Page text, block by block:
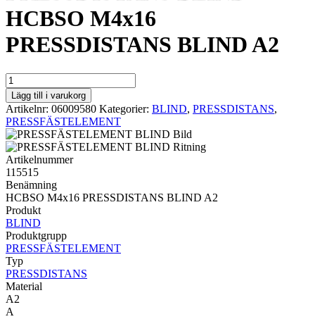
HCBSO M4x16
PRESSDISTANS BLIND A2
PRESSDISTANS
BLIND
HCBSO
M4x16
PRESSDISTANS
BLIND
A2
mängd
Lägg till i varukorg
Artikelnr: 06009580 Kategorier: BLIND, PRESSDISTANS,
PRESSFÄSTELEMENT
Artikelnummer
115515
Benämning
HCBSO M4x16 PRESSDISTANS BLIND A2
Produkt
BLIND
Produktgrupp
PRESSFÄSTELEMENT
Typ
PRESSDISTANS
Material
A2
A